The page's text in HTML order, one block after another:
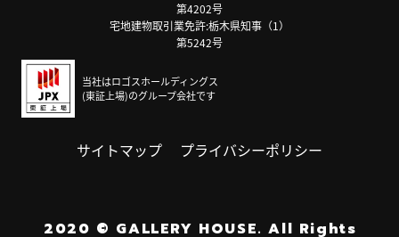
第4202号
宅地建物取引業免許:栃木県知事（1）
第5242号
当社はロゴスホールディングス
(東証上場)のグループ会社です
サイトマップ プライバシーポリシー
2020 © GALLERY HOUSE. All Rights